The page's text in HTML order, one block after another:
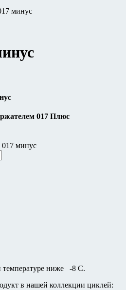
минус
017 Плюс
017 минус
температуре ниже -8 С.
в нашей коллекции циклей: